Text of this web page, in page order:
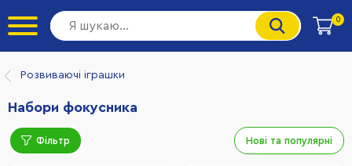
0
Розвиваючі іграшки
Набори фокусника
Фільтр Нові та популярні